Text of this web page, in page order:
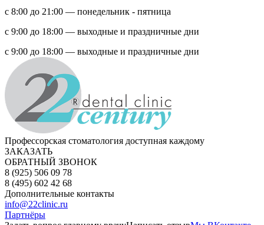
с 8:00 до 21:00 — понедельник - пятница
с 9:00 до 18:00 — выходные и праздничные дни
с 9:00 до 18:00 — выходные и праздничные дни
Профессорская стоматология доступная каждому
ЗАКАЗАТЬ
ОБРАТНЫЙ ЗВОНОК
8 (925) 506 09 78
8 (495) 602 42 68
Дополнительные контакты
info@22clinic.ru
Партнёры